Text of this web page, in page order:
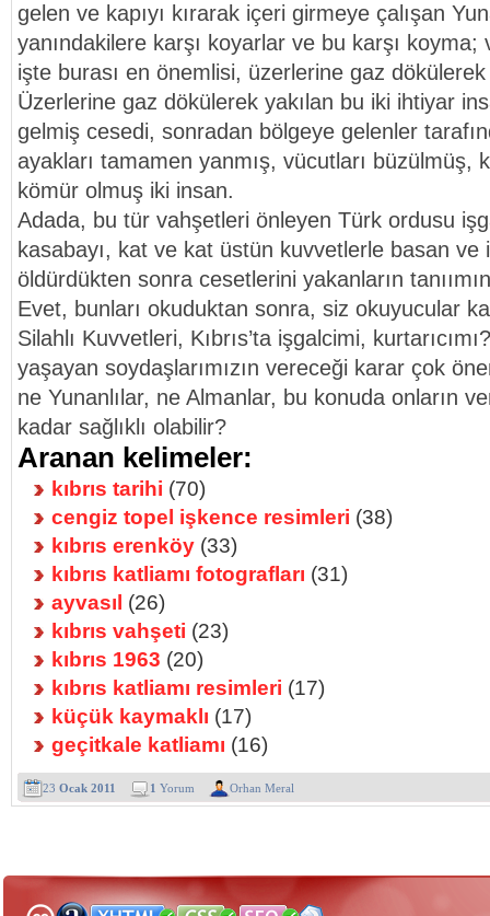
gelen ve kapıyı kırarak içeri girmeye çalışan
yanındakilere karşı koyarlar ve bu karşı
işte burası en önemlisi, üzerlerine gaz dökülerek
Üzerlerine gaz dökülerek yakılan bu iki ihtiyar
gelmiş cesedi, sonradan bölgeye gelenler
ayakları tamamen yanmış, vücutları büzülmüş,
kömür olmuş iki insan.
Adada, bu tür vahşetleri önleyen Türk ordusu
kasabayı, kat ve kat üstün kuvvetlerle basan ve
öldürdükten sonra cesetlerini yakanların
Evet, bunları okuduktan sonra, siz okuyucular
Silahlı Kuvvetleri, Kıbrıs’ta işgalcimi,
yaşayan soydaşlarımızın vereceği karar çok
ne Yunanlılar, ne Almanlar, bu konuda onların
kadar sağlıklı olabilir?
Aranan kelimeler:
kıbrıs tarihi (70)
cengiz topel işkence resimleri (38)
kıbrıs erenköy (33)
kıbrıs katliamı fotografları (31)
ayvasıl (26)
kıbrıs vahşeti (23)
kıbrıs 1963 (20)
kıbrıs katliamı resimleri (17)
küçük kaymaklı (17)
geçitkale katliamı (16)
23 Ocak 2011 1 Yorum Orhan Meral